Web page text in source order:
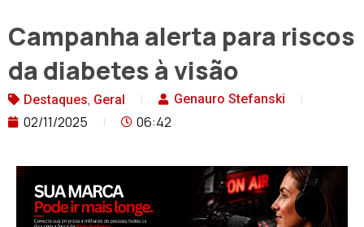
Campanha alerta para riscos
da diabetes à visão
Destaques, Geral Genauro Stefanski
02/11/2025 06:42